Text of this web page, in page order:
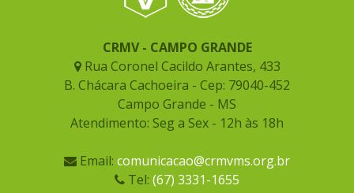
CRMV - CAMPO GRANDE
Rua Coronel Cacildo Arantes, 433
B. Chácara Cachoeira - Cep: 79040-452
Campo Grande - MS
Atendimento: Seg a Sex - 12h às 18h
Email: comunicacao@crmvms.org.br
Tel: (67) 3331-1655